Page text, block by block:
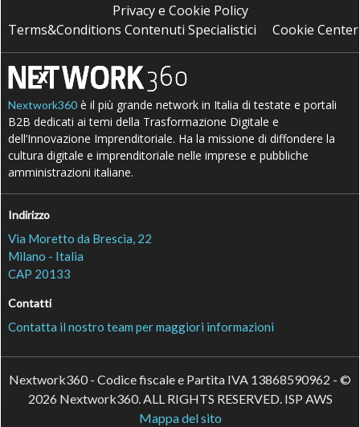
Privacy e Cookie Policy
Terms&Conditions Contenuti Specialistici
Cookie Center
Nextwork360 è il più grande network in Italia di testate e portali
B2B dedicati ai temi della Trasformazione Digitale e
dell’Innovazione Imprenditoriale. Ha la missione di diffondere la
cultura digitale e imprenditoriale nelle imprese e pubbliche
amministrazioni italiane.
Indirizzo
Via Moretto da Brescia, 22
Milano - Italia
CAP 20133
Contatti
Contatta il nostro team per maggiori informazioni
Nextwork360 - Codice fiscale e Partita IVA 13868590962 - ©
2026 Nextwork360. ALL RIGHTS RESERVED. ISP AWS
Mappa del sito